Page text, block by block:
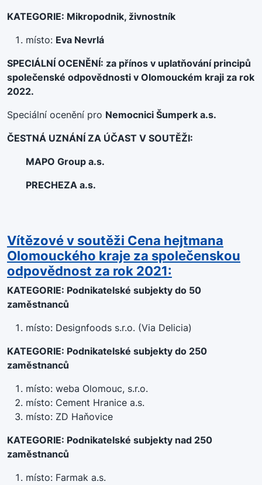
KATEGORIE: Mikropodnik, živnostník
místo: Eva Nevrlá
SPECIÁLNÍ OCENĚNÍ: za přínos v uplatňování principů
společenské odpovědnosti v Olomouckém kraji za rok
2022.
Speciální ocenění pro Nemocnici Šumperk a.s.
ČESTNÁ UZNÁNÍ ZA ÚČAST V SOUTĚŽI:
MAPO Group a.s.
PRECHEZA a.s.
Vítězové v soutěži Cena hejtmana
Olomouckého kraje za společenskou
odpovědnost za rok 2021:
KATEGORIE: Podnikatelské subjekty do 50
zaměstnanců
místo: Designfoods s.r.o. (Via Delicia)
KATEGORIE: Podnikatelské subjekty do 250
zaměstnanců
místo: weba Olomouc, s.r.o.
místo: Cement Hranice a.s.
místo: ZD Haňovice
KATEGORIE: Podnikatelské subjekty nad 250
zaměstnanců
místo: Farmak a.s.